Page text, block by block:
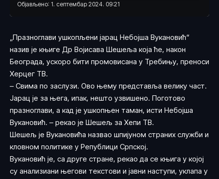
Објављено: 1. септембар 2024. 09:21
„Празноглави ушкопљени јарац Небојша Вукановић“
назив је књиге Др Војисава Шешеља која ће, након
Београда, ускоро бити промовисана у Требињу, преноси
Херцег ТВ.
– Свима по заслузи. Ово њему представља велику част.
Јарац је за њега, ипак, нешто узвишено. Поготово
празноглави, а кад је ушкопњен таман, исти Небојша
Вукановић. – рекао је Шешељ за Хепи ТВ.
Шешељ је Вукановића назвао шпијуном страних служби и
кловном политике у Републици Српској.
Вукановић је, са друге стране, рекао да се књига у којој
су анализиани његови текстови и јавни наступи, уклапа у